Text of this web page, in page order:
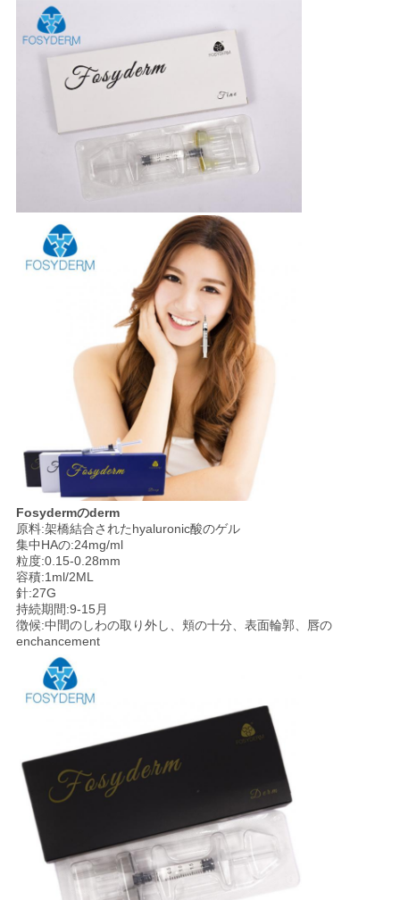
Fosydermのderm
原料:架橋結合されたhyaluronic酸のゲル
集中HAの:24mg/ml
粒度:0.15-0.28mm
容積:1ml/2ML
針:27G
持続期間:9-15月
徴候:中間のしわの取り外し、頬の十分、表面輪郭、唇の
enchancement